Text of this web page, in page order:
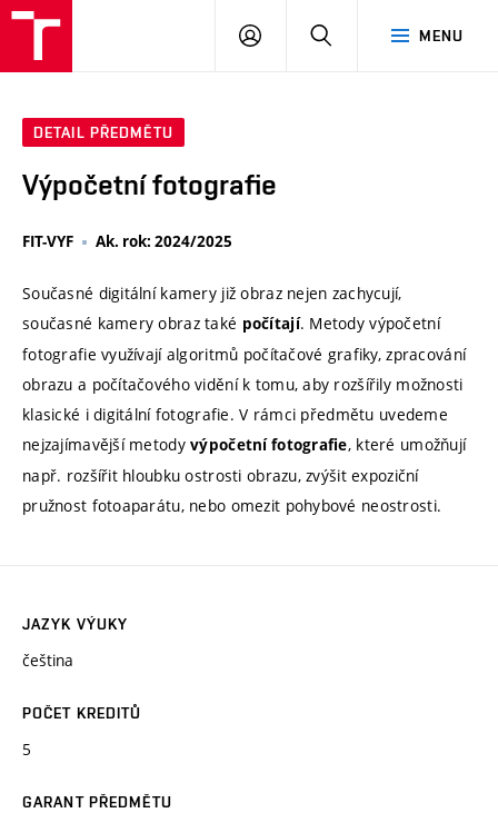
MENU
PŘIHLÁSIT
DETAIL PŘEDMĚTU
Výpočetní fotografie
FIT-VYF Ak. rok: 2024/2025
Současné digitální kamery již obraz nejen zachycují,
současné kamery obraz také počítají. Metody výpočetní
fotografie využívají algoritmů počítačové grafiky, zpracování
obrazu a počítačového vidění k tomu, aby rozšířily možnosti
klasické i digitální fotografie. V rámci předmětu uvedeme
nejzajímavější metodyvýpočetní fotografie, které umožňují
např. rozšířit hloubku ostrosti obrazu, zvýšit expoziční
pružnost fotoaparátu, nebo omezit pohybové neostrosti.
JAZYK VÝUKY
čeština
POČET KREDITŮ
5
GARANT PŘEDMĚTU